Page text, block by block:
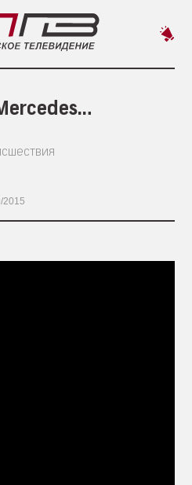
2015